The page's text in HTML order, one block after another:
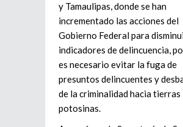
y Tamaulipas, donde se han
incrementado las acciones del
Gobierno Federal para
indicadores de delincuencia,
es necesario evitar la fuga de
presuntos delincuentes y
de la criminalidad hacia tierras
potosinas.